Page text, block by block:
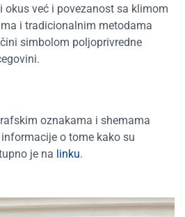
okus već i povezanost sa klimom
i tradicionalnim metodama
simbolom poljoprivredne
oznakama i shemama
o tome kako su
je na linku.